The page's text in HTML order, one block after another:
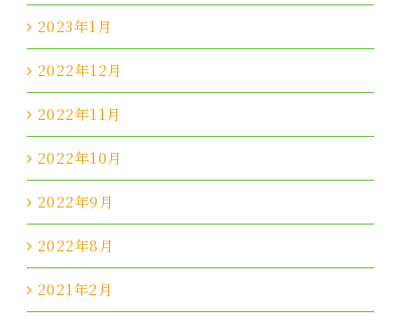
2023年1月
2022年12月
2022年11月
2022年10月
2022年9月
2022年8月
2021年2月